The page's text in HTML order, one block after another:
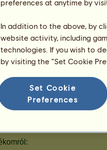
Bemutató
preferences at anytime by
In addition to the above, by
website activity, including
technologies. If you wish to
by visiting the “Set Cookie
Set Cookie
Preferences